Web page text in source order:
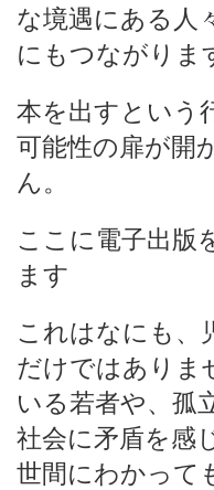
な境遇にある人
にもつながりま
本を出すという
可能性の扉が開
ん。
ここに電子出版
ます
これはなにも、
だけではありま
いる若者や、孤
社会に矛盾を感
世間にわかって